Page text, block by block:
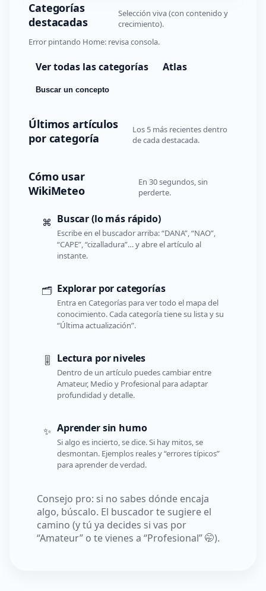
Categorías
destacadas
Selección viva (con contenido y
crecimiento).
Error pintando Home: revisa consola.
Ver todas las categorías Atlas
Buscar un concepto
Últimos artículos
por categoría
Los 5 más recientes dentro
de cada destacada.
Cómo usar
WikiMeteo
En 30 segundos, sin
perderte.
⌘ Buscar (lo más rápido)
Escribe en el buscador arriba: “DANA”, “NAO”,
“CAPE”, “cizalladura”… y abre el artículo al
instante.
🗂️ Explorar por categorías
Entra en Categorías para ver todo el mapa del
conocimiento. Cada categoría tiene su lista y su
“Última actualización”.
🎚️ Lectura por niveles
Dentro de un artículo puedes cambiar entre
Amateur, Medio y Profesional para adaptar
profundidad y detalle.
✨ Aprender sin humo
Si algo es incierto, se dice. Si hay mitos, se
desmontan. Ejemplos reales y “errores típicos”
para aprender de verdad.
Consejo pro: si no sabes dónde encaja
algo, búscalo. El buscador te sugiere el
camino (y tú ya decides si vas por
“Amateur” o te vienes a “Profesional” 🤭).